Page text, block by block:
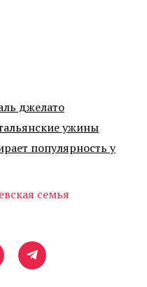
джелато
ужины
популярность у
семья